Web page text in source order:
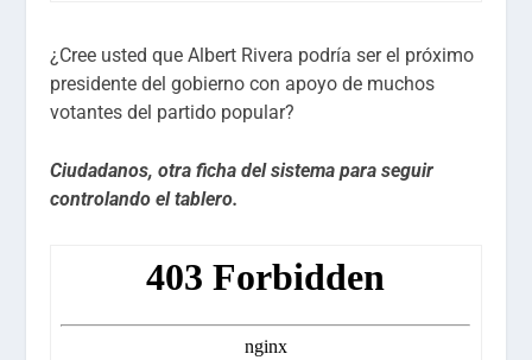
¿Cree usted que Albert Rivera podría ser el próximo
presidente del gobierno con apoyo de muchos
votantes del partido popular?
Ciudadanos, otra ficha del sistema para seguir
controlando el tablero.